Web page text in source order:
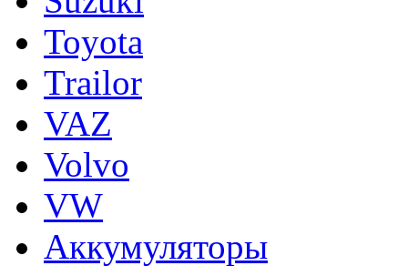
Toyota
Trailor
VAZ
Volvo
VW
Аккумуляторы